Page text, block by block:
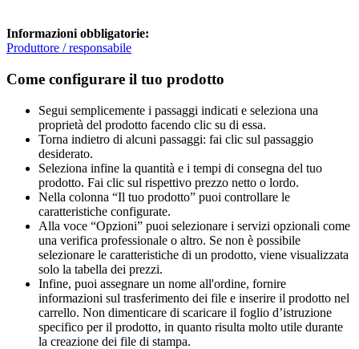
Informazioni obbligatorie:
Produttore / responsabile
Come configurare il tuo prodotto
Segui semplicemente i passaggi indicati e seleziona una
proprietà del prodotto facendo clic su di essa.
Torna indietro di alcuni passaggi: fai clic sul passaggio
desiderato.
Seleziona infine la quantità e i tempi di consegna del tuo
prodotto. Fai clic sul rispettivo prezzo netto o lordo.
Nella colonna “Il tuo prodotto” puoi controllare le
caratteristiche configurate.
Alla voce “Opzioni” puoi selezionare i servizi opzionali come
una verifica professionale o altro. Se non è possibile
selezionare le caratteristiche di un prodotto, viene visualizzata
solo la tabella dei prezzi.
Infine, puoi assegnare un nome all'ordine, fornire
informazioni sul trasferimento dei file e inserire il prodotto nel
carrello. Non dimenticare di scaricare il foglio d’istruzione
specifico per il prodotto, in quanto risulta molto utile durante
la creazione dei file di stampa.